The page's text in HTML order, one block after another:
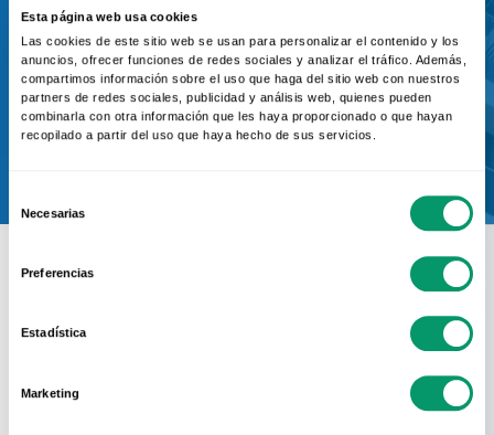
Esta página web usa cookies
Las cookies de este sitio web se usan para personalizar el contenido y los
anuncios, ofrecer funciones de redes sociales y analizar el tráfico. Además,
compartimos información sobre el uso que haga del sitio web con nuestros
partners de redes sociales, publicidad y análisis web, quienes pueden
combinarla con otra información que les haya proporcionado o que hayan
recopilado a partir del uso que haya hecho de sus servicios.
de
Necesarias
Preferencias
Estadística
Marketing
Ponte en contacto con el servicio
de prescripción de KÖMMERLING
Contactar
Conoce La Red
Oficial